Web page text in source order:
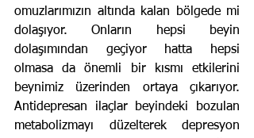
omuzlarımızın altında kalan bölgede mi
dolaşıyor. Onların hepsi beyin
dolaşımından geçiyor hatta hepsi
olmasa da önemli bir kısmı etkilerini
beynimiz üzerinden ortaya çıkarıyor.
Antidepresan ilaçlar beyindeki bozulan
metabolizmayı düzelterek depresyon